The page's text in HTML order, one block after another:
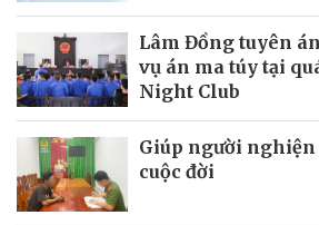
Lâm Đồng tuyên
vụ án ma túy tại
Night Club
Giúp người
cuộc đời